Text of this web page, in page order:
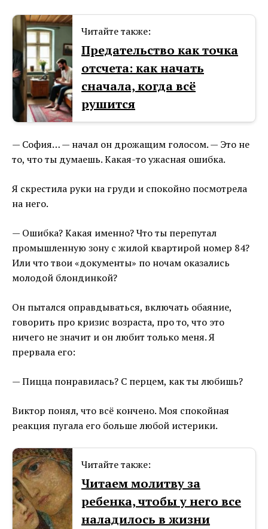
Читайте также:
Предательство как точка
отсчета: как начать
сначала, когда всё
рушится
— София… — начал он дрожащим голосом. — Это не
то, что ты думаешь. Какая-то ужасная ошибка.
Я скрестила руки на груди и спокойно посмотрела
на него.
— Ошибка? Какая именно? Что ты перепутал
промышленную зону с жилой квартирой номер 84?
Или что твои «документы» по ночам оказались
молодой блондинкой?
Он пытался оправдываться, включать обаяние,
говорить про кризис возраста, про то, что это
ничего не значит и он любит только меня. Я
прервала его:
— Пицца понравилась? С перцем, как ты любишь?
Виктор понял, что всё кончено. Моя спокойная
реакция пугала его больше любой истерики.
Читайте также:
Читаем молитву за
ребенка, чтобы у него все
наладилось в жизни